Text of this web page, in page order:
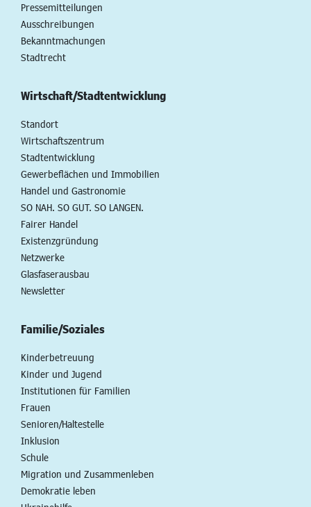
Pressemitteilungen
Ausschreibungen
Bekanntmachungen
Stadtrecht
Wirtschaft/Stadtentwicklung
Standort
Wirtschaftszentrum
Stadtentwicklung
Gewerbeflächen und Immobilien
Handel und Gastronomie
SO NAH. SO GUT. SO LANGEN.
Fairer Handel
Existenzgründung
Netzwerke
Glasfaserausbau
Newsletter
Familie/Soziales
Kinderbetreuung
Kinder und Jugend
Institutionen für Familien
Frauen
Senioren/Haltestelle
Inklusion
Schule
Migration und Zusammenleben
Demokratie leben